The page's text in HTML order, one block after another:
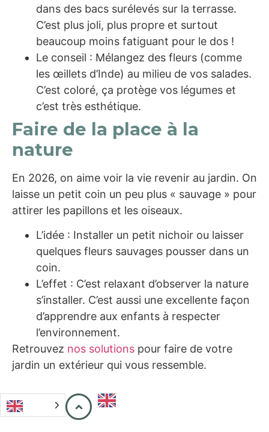
dans des bacs surélevés sur la terrasse.
C’est plus joli, plus propre et surtout
beaucoup moins fatiguant pour le dos !
Le conseil : Mélangez des fleurs (comme
les œillets d’Inde) au milieu de vos salades.
C’est coloré, ça protège vos légumes et
c’est très esthétique.
Faire de la place à la
nature
En 2026, on aime voir la vie revenir au jardin. On
laisse un petit coin un peu plus « sauvage » pour
attirer les papillons et les oiseaux.
L’idée : Installer un petit nichoir ou laisser
quelques fleurs sauvages pousser dans un
coin.
L’effet : C’est relaxant d’observer la nature
s’installer. C’est aussi une excellente façon
d’apprendre aux enfants à respecter
l’environnement.
Retrouvez nos solutions pour faire de votre
jardin un extérieur qui vous ressemble.